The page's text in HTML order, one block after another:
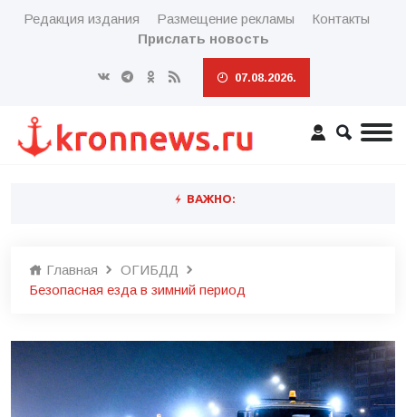
Редакция издания Размещение рекламы
Контакты
Прислать новость
07.08.2026.
ВАЖНО:
Главная
ОГИБДД
Безопасная езда в зимний период